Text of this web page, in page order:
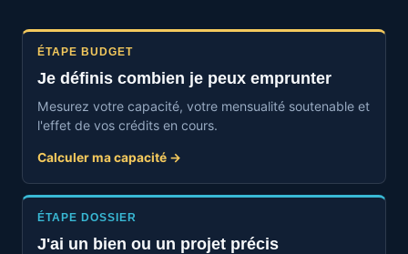
ÉTAPE BUDGET
Je définis combien je peux emprunter
Mesurez votre capacité, votre mensualité soutenable et
l'effet de vos crédits en cours.
Calculer ma capacité →
ÉTAPE DOSSIER
J'ai un bien ou un projet précis